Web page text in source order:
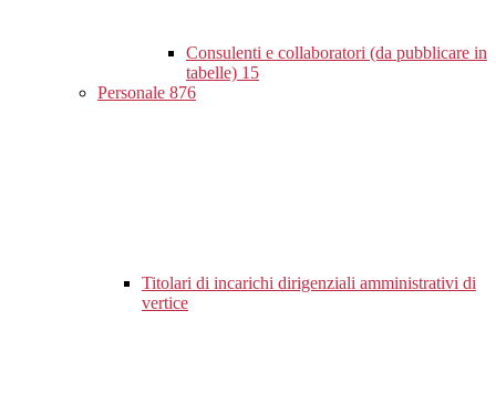
Consulenti e collaboratori (da pubblicare in
tabelle) 15
Personale 876
Titolari di incarichi dirigenziali amministrativi di
vertice